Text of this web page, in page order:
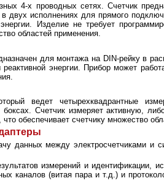
4-х проводных сетях. Счетчик
двух исполнениях для прямого
Изделие не требует
областей применения.
для монтажа на DIN-рейку в
энергии. Прибор может
ведет четырехквадрантные
Счетчик измеряет активную,
обеспечивает счетчику множество
данных между электросчетчиками и
измерений и идентификации,
каналов (витая пара и т.д.) и